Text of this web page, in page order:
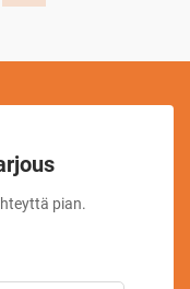
pian.